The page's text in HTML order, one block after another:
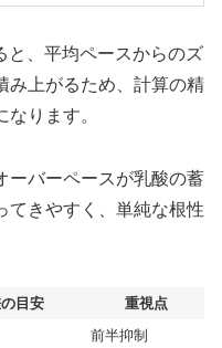
と、平均ペースからのズ
み上がるため、計算の精
ります。
ーバーペースが乳酸の蓄
てきやすく、単純な根性
目安
重視点
前半抑制